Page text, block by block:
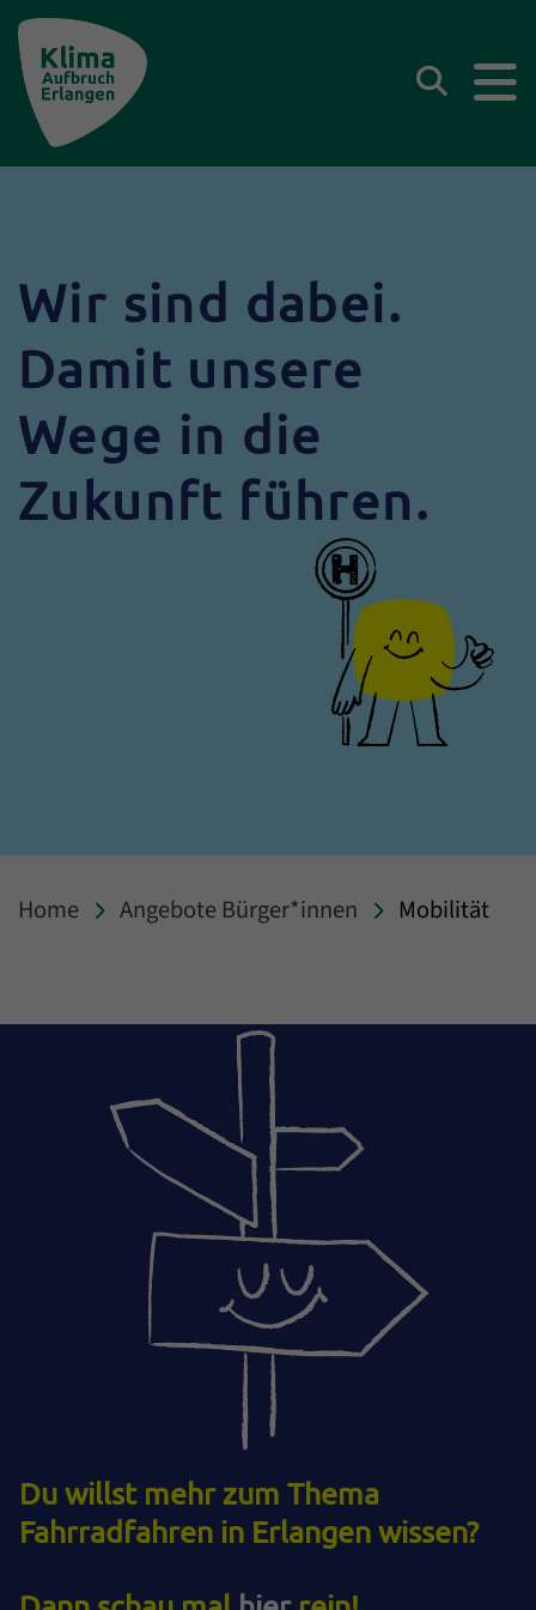
Suchen
Wir sind dabei.
Damit unsere
Wege in die
Zukunft führen.
Home Angebote Bürger*innen Mobilität
Du willst mehr zum Thema
Fahrradfahren in Erlangen wissen?